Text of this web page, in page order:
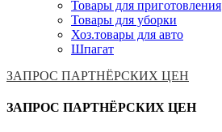
Товары для приготовления
Товары для уборки
Хоз.товары для авто
Шпагат
ЗАПРОС ПАРТНЁРСКИХ ЦЕН
ЗАПРОС ПАРТНЁРСКИХ ЦЕН